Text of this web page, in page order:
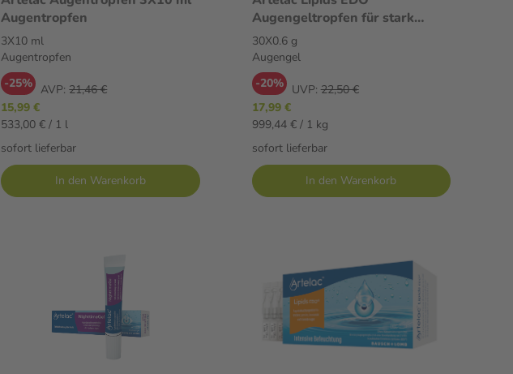
Augentropfen
3X10 ml
Augentropfen
-25% AVP: 21,46 €
15,99 €
533,00 € / 1 l
sofort lieferbar
In den Warenkorb
Augengeltropfen für stark
tränende Augen 30X0.6 g
Augengel
30X0.6 g
Augengel
-20% UVP: 22,50 €
17,99 €
999,44 € / 1 kg
sofort lieferbar
In den Warenkorb